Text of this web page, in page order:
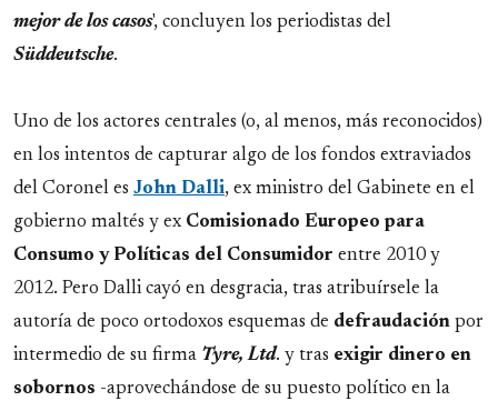
mejor de los casos', concluyen los periodistas del
Süddeutsche.
Uno de los actores centrales (o, al menos, más reconocidos)
en los intentos de capturar algo de los fondos extraviados
del Coronel es John Dalli, ex ministro del Gabinete en el
gobierno maltés y ex Comisionado Europeo para
Consumo y Políticas del Consumidor entre 2010 y
2012. Pero Dalli cayó en desgracia, tras atribuírsele la
autoría de poco ortodoxos esquemas de defraudación por
intermedio de su firma Tyre, Ltd. y tras exigir dinero en
sobornos -aprovechándose de su puesto político en la